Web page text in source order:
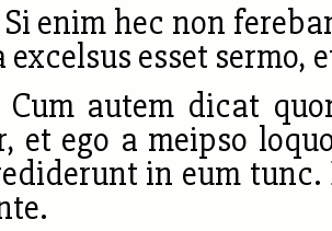
Si enim hec non
excelsus esset
Cum autem dicat
et ego a meipso
in eum tunc.